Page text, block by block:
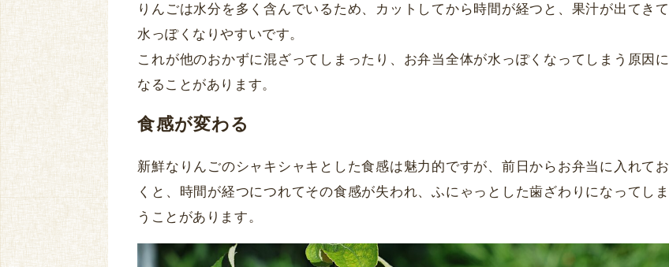
りんごは水分を多く含んでいるため、カットしてから時間が経つと、果汁が出てきて
水っぽくなりやすいです。
これが他のおかずに混ざってしまったり、お弁当全体が水っぽくなってしまう原因に
なることがあります。
食感が変わる
新鮮なりんごのシャキシャキとした食感は魅力的ですが、前日からお弁当に入れてお
くと、時間が経つにつれてその食感が失われ、ふにゃっとした歯ざわりになってしま
うことがあります。